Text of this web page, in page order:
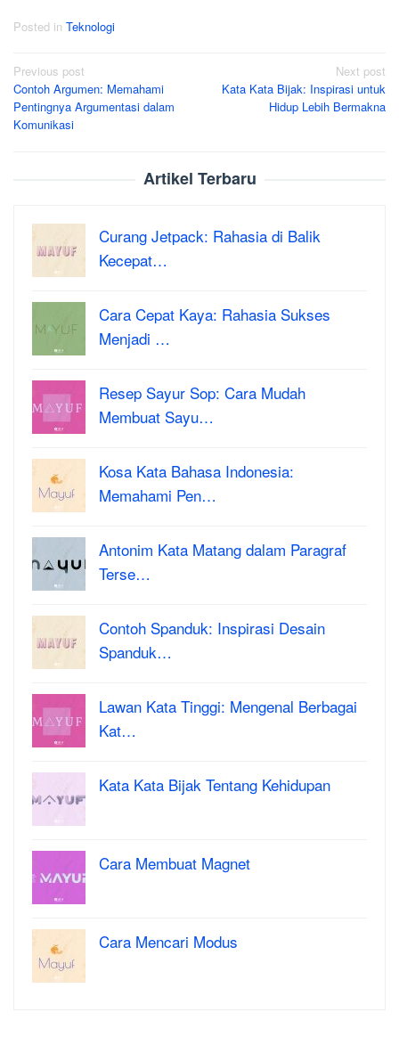
Posted in Teknologi
Post
navigation
Previous post
Contoh Argumen: Memahami
Pentingnya Argumentasi dalam
Komunikasi
Next post
Kata Kata Bijak: Inspirasi untuk
Hidup Lebih Bermakna
Artikel Terbaru
Curang Jetpack: Rahasia di Balik
Kecepat…
Cara Cepat Kaya: Rahasia Sukses
Menjadi …
Resep Sayur Sop: Cara Mudah
Membuat Sayu…
Kosa Kata Bahasa Indonesia:
Memahami Pen…
Antonim Kata Matang dalam Paragraf
Terse…
Contoh Spanduk: Inspirasi Desain
Spanduk…
Lawan Kata Tinggi: Mengenal Berbagai
Kat…
Kata Kata Bijak Tentang Kehidupan
Cara Membuat Magnet
Cara Mencari Modus